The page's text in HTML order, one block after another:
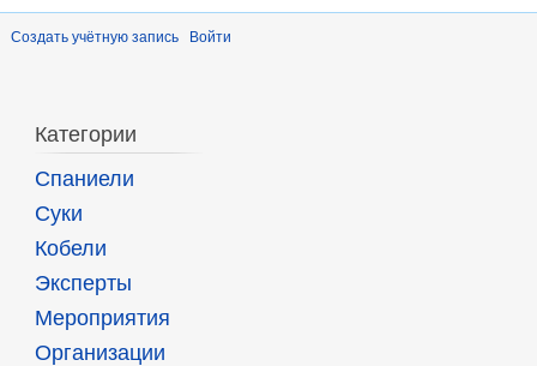
Создать учётную запись Войти
Категории
Спаниели
Суки
Кобели
Эксперты
Мероприятия
Организации